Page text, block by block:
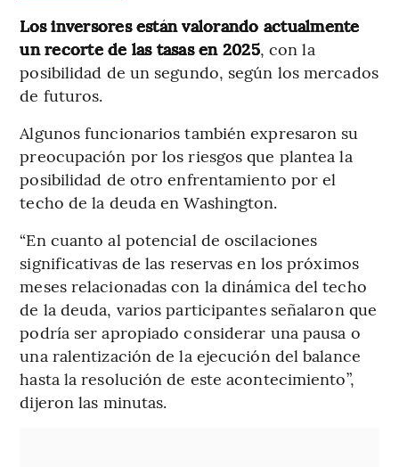
Los inversores están valorando actualmente
un recorte de las tasas en 2025, con la
posibilidad de un segundo, según los mercados
de futuros.
Algunos funcionarios también expresaron su
preocupación por los riesgos que plantea la
posibilidad de otro enfrentamiento por el
techo de la deuda en Washington.
“En cuanto al potencial de oscilaciones
significativas de las reservas en los próximos
meses relacionadas con la dinámica del techo
de la deuda, varios participantes señalaron que
podría ser apropiado considerar una pausa o
una ralentización de la ejecución del balance
hasta la resolución de este acontecimiento”,
dijeron las minutas.